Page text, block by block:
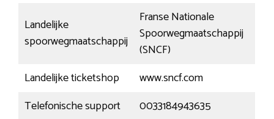
Landelijke
spoorwegmaatschappij
Franse Nationale
Spoorwegmaatschappij
(SNCF)
Landelijke ticketshop
www.sncf.com
Telefonische support
0033184943635